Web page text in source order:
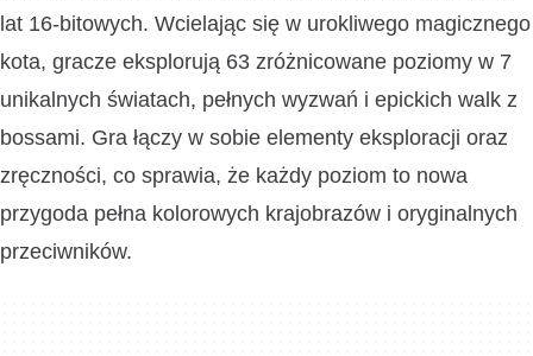
lat 16-bitowych. Wcielając się w urokliwego magicznego
kota, gracze eksplorują 63 zróżnicowane poziomy w 7
unikalnych światach, pełnych wyzwań i epickich walk z
bossami. Gra łączy w sobie elementy eksploracji oraz
zręczności, co sprawia, że każdy poziom to nowa
przygoda pełna kolorowych krajobrazów i oryginalnych
przeciwników.